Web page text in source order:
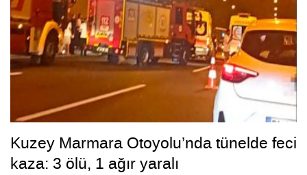
Kuzey Marmara Otoyolu’nda tünelde feci
kaza: 3 ölü, 1 ağır yaralı